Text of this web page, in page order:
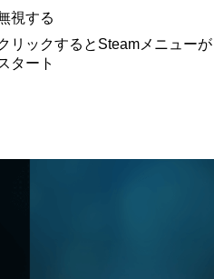
視する
リックするとSteamメニューが
タート